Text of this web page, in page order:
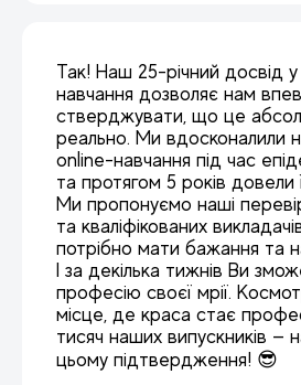
Так! Наш 25-річний досвід
навчання дозволяє нам
стверджувати, що це
реально. Ми вдосконалили
online-навчання під час
та протягом 5 років довели
Ми пропонуємо наші
та кваліфікованих
потрібно мати бажання та
І за декілька тижнів Ви
професію своєї мрії.
місце, де краса стає
тисяч наших випускників —
цьому підтвердження! 😎